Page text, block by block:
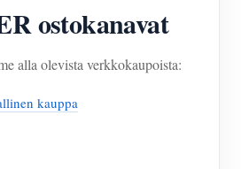
ohjausjärjestelmä
aloitus
ostokanavat
alla olevista verkkokaupoista:
kauppa